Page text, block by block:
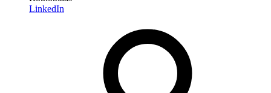
LinkedIn